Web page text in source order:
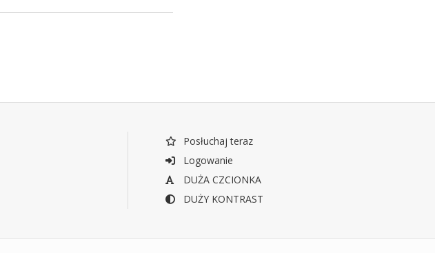
Posłuchaj teraz
Logowanie
DUŻA CZCIONKA
DUŻY KONTRAST